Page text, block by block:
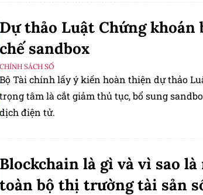
Dự thảo Luật Chứng khoán
chế sandbox
CHÍNH SÁCH SỐ
Bộ Tài chính lấy ý kiến hoàn thiện dự thảo
trọng tâm là cắt giảm thủ tục, bổ sung
dịch điện tử.
Blockchain là gì và vì sao
toàn bộ thị trường tài sản